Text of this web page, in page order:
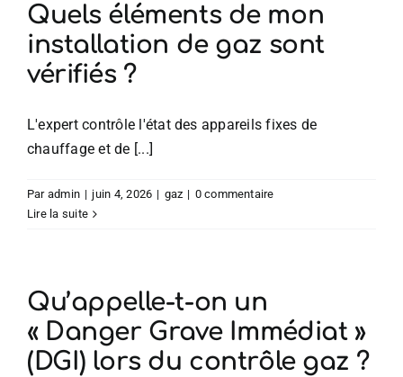
Maprimerénov’
Quels éléments de mon
installation de gaz sont
vérifiés ?
L'expert contrôle l'état des appareils fixes de
chauffage et de [...]
Par admin | juin 4, 2026 | gaz | 0 commentaire
Lire la suite
Qu’appelle-t-on un
« Danger Grave Immédiat »
(DGI) lors du contrôle gaz ?